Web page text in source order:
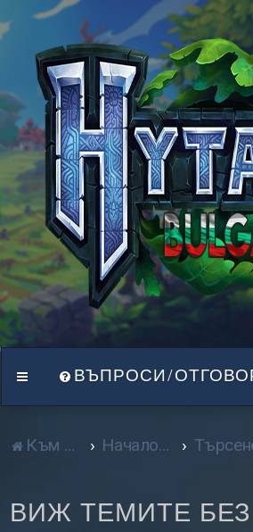
ВЪПРОСИ/
Към сайта Начало форум
ВИЖ ТЕМИТЕ